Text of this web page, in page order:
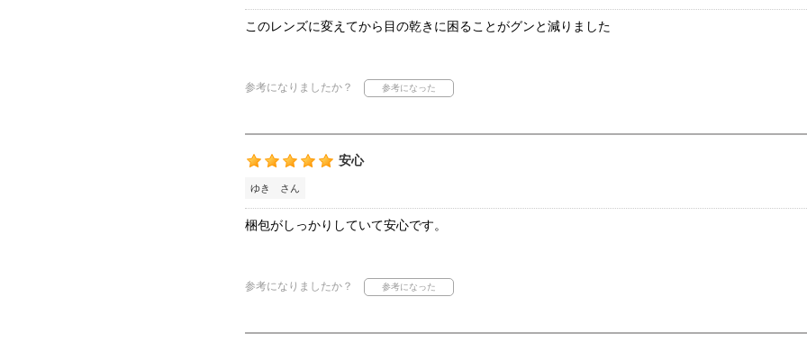
このレンズに変えてから目の乾きに困ることがグンと減りました
参考になりましたか？
安心
ゆき さん
梱包がしっかりしていて安心です。
参考になりましたか？